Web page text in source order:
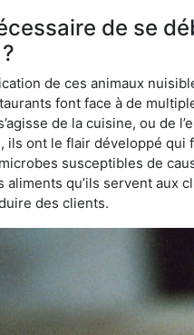
de se
de ces animaux
font face à de
de la cuisine, ou de
ils ont le flair développé
susceptibles de
qu’ils servent aux
des clients.